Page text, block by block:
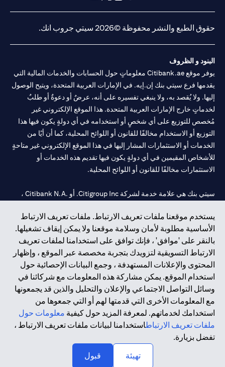
يستخدم موقعنا ملفات تعريف الارتباط. ملفات تعريف الارتباط
الأساسية مطلوبة لأمان وسلامة موقعنا ولا يمكن إيقاف تشغيلها.
بالنقر على 'موافق' ، فإنك توافق على استخدامنا لملفات تعريف
الارتباط التسويقية لتزويدك بتجربة مخصصة عبر الموقع ، وإظهار
المحتوى والإعلانات المستهدفة ، وجمع البيانات الإحصائية حول
استخدام الموقع. يمكن مشاركة هذه المعلومات مع شركائنا في
وسائل التواصل الاجتماعي والإعلان والتحليل والذين قد يجمعونها
مع المعلومات الأخرى التي قدمتها لهم أو التي جمعوها من
استخدامك لخدماتهم. لمعرفة المزيد حول كيفية معلومات حول
ملفات تعريف الارتباطاستخدامنا لبيانات ملفات تعريف الارتباط ،
تفضل بزيارة.
تهيئة
قبول
حقوق الطبع والنشر محفوظة ©2026 سيتي جروب انك.
البنود و الظروف
يوفر موقع Citibank.ae معلوماتٍ حول الحسابات والخدمات المالية التي
يقدمها فرع سيتي بنك إن.إيه. في الإمارات العربية المتحدة، ويتيح الوصول
إليها. ولا يُقصد به، ولا ينبغي تفسيره على أنه، عرضٌ أو دعوةٌ أو طلبٌ
لخدماتٍ خارج الإمارات العربية المتحدة. هذا الموقع الإلكتروني غير
مُخصص للتوزيع على أي شخصٍ أو استخدامه في أي دولةٍ يكون فيها هذا
التوزيع أو الاستخدام مخالفًا للقانون أو اللوائح المحلية، كما أن أيًا من
الخدمات أو الاستثمارات المشار إليها في هذا الموقع الإلكتروني غير متاحةٍ
للأشخاص المقيمين في أي دولةٍ يكون فيها تقديم هذه الخدمات أو
الاستثمارات مخالفًا للقانون أو اللوائح المحلية.
سيتي بنك هي علامة خدمة لشركة Citigroup Inc. أو .Citibank N.A ،
سيتي بنك إن. إيه. الإمارات مسجل لدى مصرف الإمارات المركزي تحت
أرقام التراخيص 202563 لفرع الوصل في دبي، 531989 لفرع مول
الإمارات في دبي، وCN-1002019لفرع أبوظبي. هاتف: 4000 311 04.
فرع سيتي بنك إن إيه - الإمارات العربية المتحدة مرخص من مصرف
الإمارات العربية المتحدة المركزي كفرع لبنك أجنبي.
سيتي بنك إن إيه الإمارات العربية المتحدة مرخص من هيئة الأوراق المالية
والسلع في الإمارات العربية المتحدة ("SCA") للقيام بالنشاط المالي لـ أ)
الاستشارات المالية والتعريف والترويج بموجب ترخيص رقم
20200000097 ب) وسيط تداول في الأسواق الدولية بموجب ترخيص
حقوق الطبع والنشر محفوظة ©2026 سيتي جروب انك.